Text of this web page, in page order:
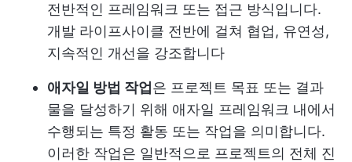
전반적인 프레임워크 또는 접근 방식입니다.
개발 라이프사이클 전반에 걸쳐 협업, 유연성,
지속적인 개선을 강조합니다
애자일 방법 작업 은 프로젝트 목표 또는 결과
물을 달성하기 위해 애자일 프레임워크 내에서
수행되는 특정 활동 또는 작업을 의미합니다.
이러한 작업은 일반적으로 프로젝트의 전체 진